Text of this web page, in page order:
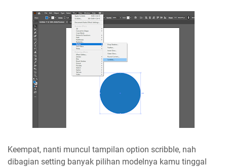
Keempat, nanti muncul tampilan option scribble, nah
dibagian setting banyak pilihan modelnya kamu tinggal